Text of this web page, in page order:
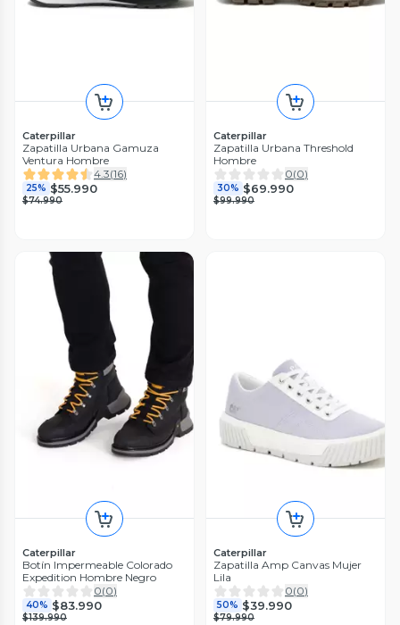
Caterpillar
Zapatilla Urbana Gamuza
Ventura Hombre
4.3(16)
25% $55.990
$74.990
Caterpillar
Zapatilla Urbana Threshold
Hombre
0(0)
30% $69.990
$99.990
Caterpillar
Botín Impermeable Colorado
Expedition Hombre Negro
0(0)
40% $83.990
$139.990
Caterpillar
Zapatilla Amp Canvas Mujer
Lila
0(0)
50% $39.990
$79.990